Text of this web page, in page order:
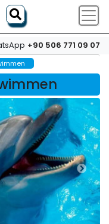
+90 506 771 09 07